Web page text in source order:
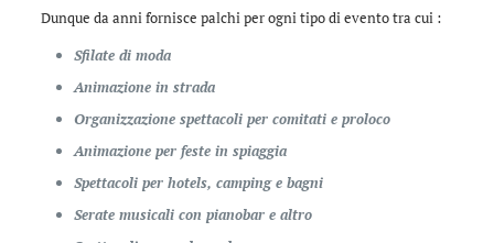
Dunque da anni fornisce palchi per ogni tipo di evento tra cui :
Sfilate di moda
Animazione in strada
Organizzazione spettacoli per comitati e proloco
Animazione per feste in spiaggia
Spettacoli per hotels, camping e bagni
Serate musicali con pianobar e altro